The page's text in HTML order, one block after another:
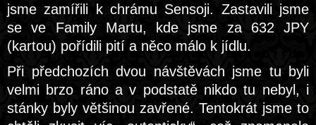
jsme zamířili k chrámu Sensoji. Zastavili jsme
se ve Family Martu, kde jsme za 632 JPY
(kartou) pořídili pití a něco málo k jídlu.
Při předchozích dvou návštěvách jsme tu byli
velmi brzo ráno a v podstatě nikdo tu nebyl, i
stánky byly většinou zavřené. Tentokrát jsme to